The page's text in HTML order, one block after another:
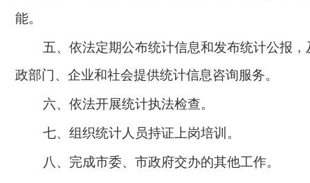
能。
五、依法定期公布统计信息和发布统计公报
政部门、企业和社会提供统计信息咨询服务。
六、依法开展统计执法检查。
七、组织统计人员持证上岗培训。
八、完成市委、市政府交办的其他工作。